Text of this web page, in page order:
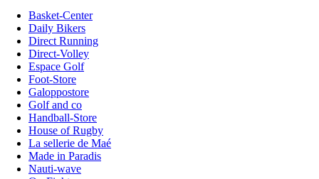
Basket-Center
Daily Bikers
Direct Running
Direct-Volley
Espace Golf
Foot-Store
Galoppostore
Golf and co
Handball-Store
House of Rugby
La sellerie de Maé
Made in Paradis
Nauti-wave